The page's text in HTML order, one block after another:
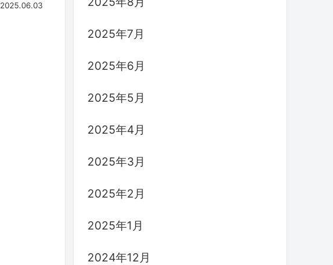
2025.06.03
2025年7月
2025年6月
2025年5月
2025年4月
2025年3月
2025年2月
2025年1月
2024年12月